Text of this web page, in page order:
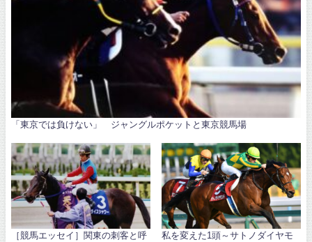
「東京では負けない」 ジャングルポケットと東京競馬場
［競馬エッセイ］関東の刺客と呼
私を変えた1頭～サトノダイヤモ